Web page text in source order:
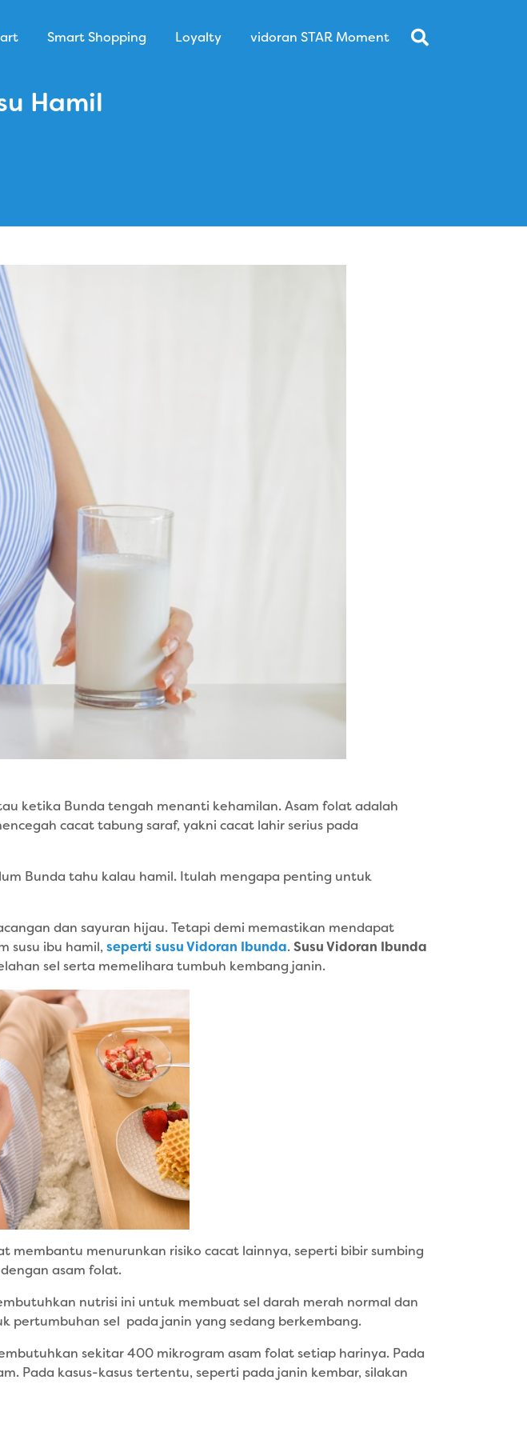
Smart Shopping Loyalty vidoran STAR Moment
Hamil
ketika Bunda tengah menanti kehamilan. Asam folat adalah
cacat tabung saraf, yakni cacat lahir serius pada
Bunda tahu kalau hamil. Itulah mengapa penting untuk
dan sayuran hijau. Tetapi demi memastikan mendapat
susu ibu hamil, seperti susu Vidoran Ibunda. Susu Vidoran Ibunda
sel serta memelihara tumbuh kembang janin.
membantu menurunkan risiko cacat lainnya, seperti bibir sumbing
asam folat.
nutrisi ini untuk membuat sel darah merah normal dan
pertumbuhan sel pada janin yang sedang berkembang.
sekitar 400 mikrogram asam folat setiap harinya. Pada
Pada kasus-kasus tertentu, seperti pada janin kembar, silakan